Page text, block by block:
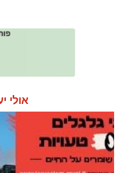
אולי